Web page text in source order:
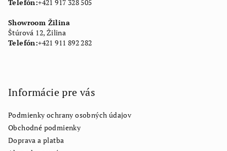
Telefón:+421 917 328 505
Showroom Žilina
Štúrová 12, Žilina
Telefón:+421 911 892 282
Informácie pre vás
Podmienky ochrany osobných údajov
Obchodné podmienky
Doprava a platba